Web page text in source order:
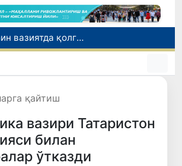
Россияда қийин вазиятда қолган юзлаб ўзбекистонликлар ортга қайтарилди
2030 йилгача хавфли чиқиндиларни қайта ишлаш даражаси 20 фоизга етказилади
Ўзбекистон илк бор Халқаро информатика олимпиадаси — IOI 2026га мезбонлик қилади
қайтиш
вазири Татаристон
билан
ўтказди